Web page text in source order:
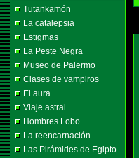
Tutankamón
La catalepsia
Estigmas
La Peste Negra
Museo de Palermo
Clases de vampiros
El aura
Viaje astral
Hombres Lobo
La reencarnación
Las Pirámides de Egipto